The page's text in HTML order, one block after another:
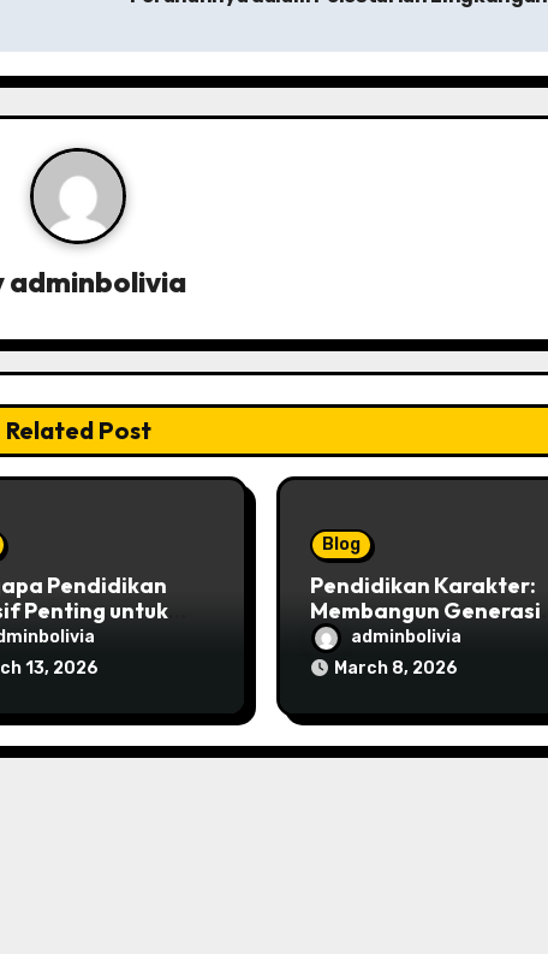
adminbolivia
Related Post
Pendidikan
Penting untuk
Indonesia
13, 2026
Blog
Pendidikan Karakter:
Membangun Generasi
Emas Bangsa
adminbolivia
March 8, 2026